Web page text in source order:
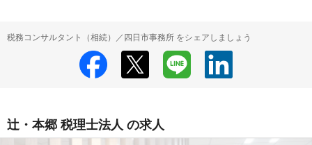
税務コンサルタント（相続）／四日市事務所 をシェアしましょう
辻・本郷 税理士法人 の求人